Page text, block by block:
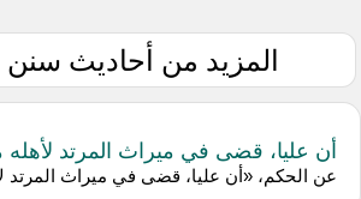
المزيد من أحاديث سنن
أن عليا، قضى في ميراث المرتد
عن الحكم، «أن عليا، قضى في ميراث المرتد